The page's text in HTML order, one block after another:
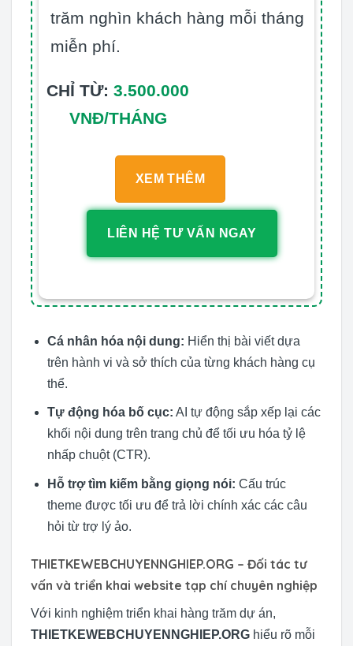
trăm nghìn khách hàng mỗi tháng
miễn phí.
CHỈ TỪ: 3.500.000
VNĐ/THÁNG
XEM THÊM
LIÊN HỆ TƯ VẤN NGAY
Cá nhân hóa nội dung: Hiển thị bài viết dựa
trên hành vi và sở thích của từng khách hàng cụ
thể.
Tự động hóa bố cục: AI tự động sắp xếp lại các
khối nội dung trên trang chủ để tối ưu hóa tỷ lệ
nhấp chuột (CTR).
Hỗ trợ tìm kiếm bằng giọng nói: Cấu trúc
theme được tối ưu để trả lời chính xác các câu
hỏi từ trợ lý ảo.
THIETKEWEBCHUYENNGHIEP.ORG – Đối tác tư
vấn và triển khai website tạp chí chuyên nghiệp
Với kinh nghiệm triển khai hàng trăm dự án,
THIETKEWEBCHUYENNGHIEP.ORG hiểu rõ mỗi